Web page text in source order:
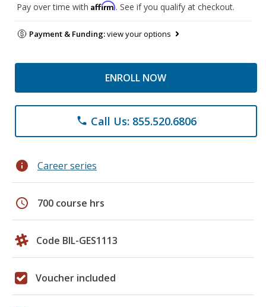
Pay over time with Affirm. See if you qualify at checkout.
Payment & Funding:view your options
ENROLL NOW
phone Call Us: 855.520.6806
info Career series
schedule 700 course hrs
Code BIL-GES1113
Voucher included